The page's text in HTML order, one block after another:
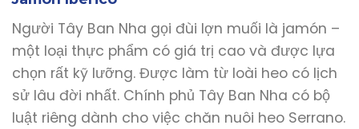
Người Tây Ban Nha gọi đùi lợn muối là jamón –
một loại thực phẩm có giá trị cao và được lựa
chọn rất kỹ lưỡng. Được làm từ loài heo có lịch
sử lâu đời nhất. Chính phủ Tây Ban Nha có bộ
luật riêng dành cho việc chăn nuôi heo Serrano.